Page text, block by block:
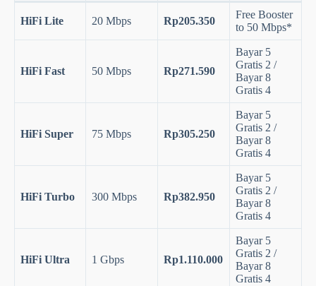
HiFi Lite 20 Mbps Rp205.350
Free Booster
to 50 Mbps*
HiFi Fast 50 Mbps Rp271.590
Bayar 5
Gratis 2 /
Bayar 8
Gratis 4
HiFi Super 75 Mbps Rp305.250
Bayar 5
Gratis 2 /
Bayar 8
Gratis 4
HiFi Turbo 300 Mbps Rp382.950
Bayar 5
Gratis 2 /
Bayar 8
Gratis 4
HiFi Ultra 1 Gbps Rp1.110.000
Bayar 5
Gratis 2 /
Bayar 8
Gratis 4